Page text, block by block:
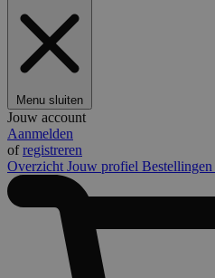
Menu sluiten
Jouw account
Aanmelden
ofregistreren
Overzicht Jouw profiel Bestellingen